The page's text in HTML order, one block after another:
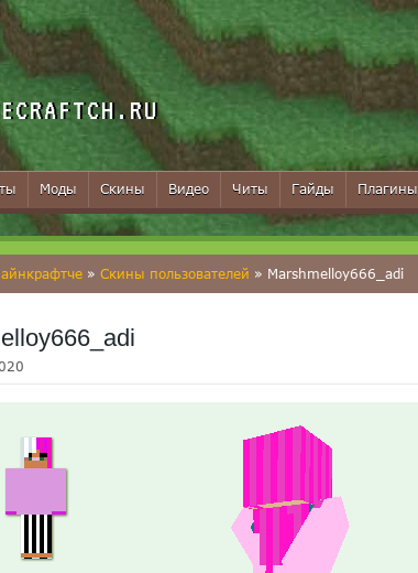
Моды Скины Видео Читы Гайды Плагины
» Скины пользователей » Marshmelloy666_adi